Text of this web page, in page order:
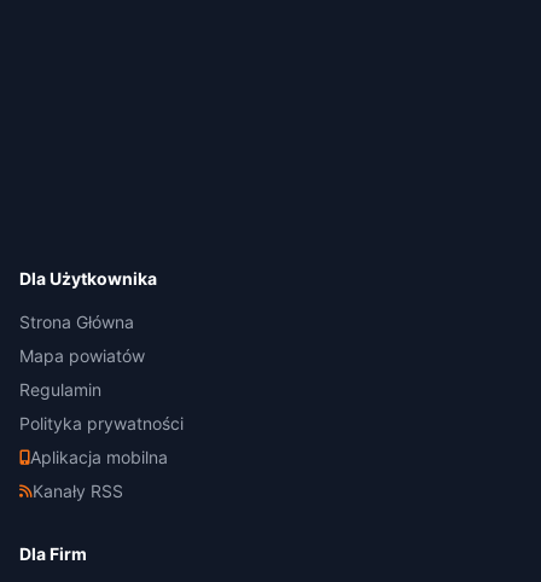
Dla Użytkownika
Strona Główna
Mapa powiatów
Regulamin
Polityka prywatności
Aplikacja mobilna
Kanały RSS
Dla Firm